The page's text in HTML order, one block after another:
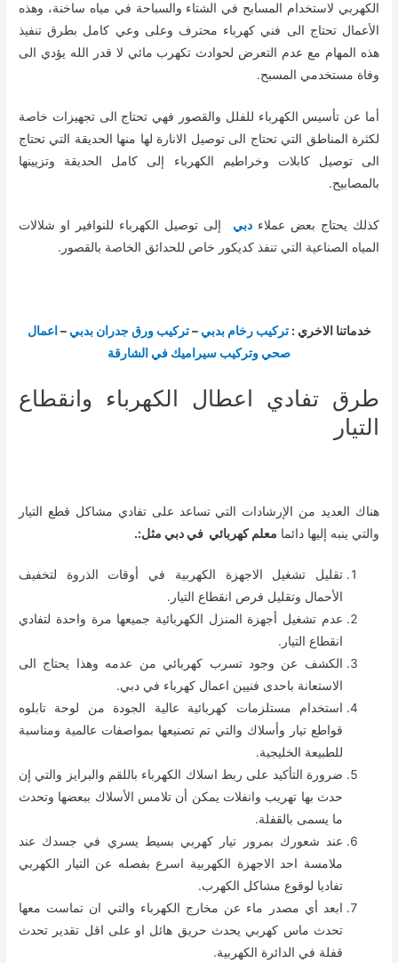
الكهربي لاستخدام المسابح في الشتاء والسباحة في مياه ساخنة، وهذه
الأعمال تحتاج الى فني كهرباء محترف وعلى وعي كامل بطرق تنفيذ
هذه المهام مع عدم التعرض لحوادث تكهرب مائي لا قدر الله يؤدي الى
وفاة مستخدمي المسبح.
أما عن تأسيس الكهرباء للفلل والقصور فهي تحتاج الى تجهيزات خاصة
لكثرة المناطق التي تحتاج الى توصيل الانارة لها منها الحديقة التي تحتاج
الى توصيل كابلات وخراطيم الكهرباء إلى كامل الحديقة وتزيينها
بالمصابيح.
كذلك يحتاج بعض عملاءدبي إلى توصيل الكهرباء للنوافير او شلالات
المياه الصناعية التي تنفذ كديكور خاص للحدائق الخاصة بالقصور.
خدماتنا الاخري :تركيب رخام بدبي –تركيب ورق جدران بدبي – اعمال
صحي وتركيب سيراميك في الشارقة
طرق تفادي اعطال الكهرباء وانقطاع
التيار
هناك العديد من الإرشادات التي تساعد على تفادي مشاكل قطع التيار
والتي ينبه إليها دائما معلم كهربائي في دبي مثل:.
تقليل تشغيل الاجهزة الكهربية في أوقات الذروة لتخفيف
الأحمال وتقليل فرص انقطاع التيار.
عدم تشغيل أجهزة المنزل الكهربائية جميعها مرة واحدة لتفادي
انقطاع التيار.
الكشف عن وجود تسرب كهربائي من عدمه وهذا يحتاج الى
الاستعانة باحدى فنيين اعمال كهرباء في دبي.
استخدام مستلزمات كهربائية عالية الجودة من لوحة تابلوه
قواطع تيار وأسلاك والتي تم تصنيعها بمواصفات عالمية ومناسبة
للطبيعة الخليجية.
ضرورة التأكيد على ربط اسلاك الكهرباء باللقم والبرايز والتي إن
حدث بها تهريب وانفلات يمكن أن تلامس الأسلاك ببعضها وتحدث
ما يسمى بالقفلة.
عند شعورك بمرور تيار كهربي بسيط يسري في جسدك عند
ملامسة احد الاجهزة الكهربية اسرع بفصله عن التيار الكهربي
تفاديا لوقوع مشاكل الكهرب.
ابعد أي مصدر ماء عن مخارج الكهرباء والتي ان تماست معها
تحدث ماس كهربي يحدث حريق هائل او على اقل تقدير تحدث
قفلة في الدائرة الكهربية.